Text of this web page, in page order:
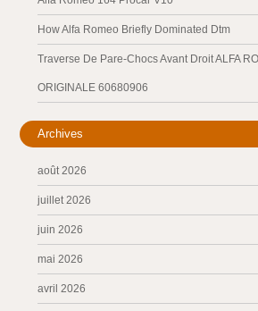
How Alfa Romeo Briefly Dominated Dtm
Traverse De Pare-Chocs Avant Droit ALFA
ORIGINALE 60680906
Archives
août 2026
juillet 2026
juin 2026
mai 2026
avril 2026